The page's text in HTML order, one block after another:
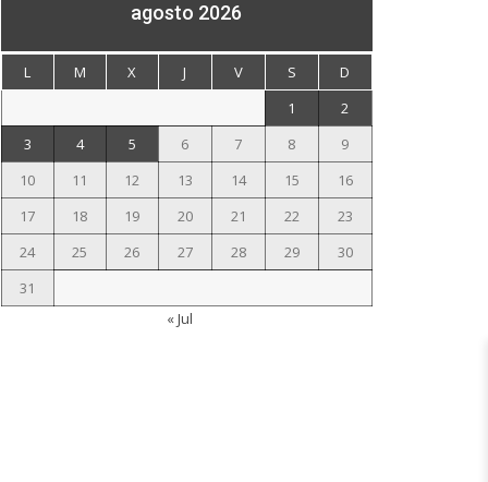
agosto 2026
L M X J V S
D
1
2
3
4 5 6 7 8
9
10
11 12 13 14 15
16
17
18 19 20 21 22
23
24
25 26 27 28 29
30
31
« Jul